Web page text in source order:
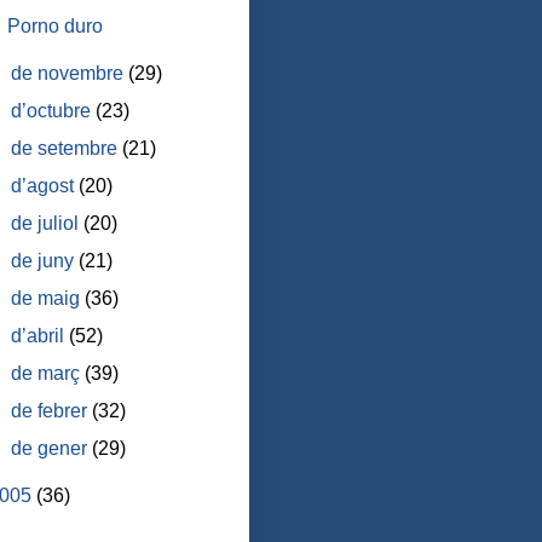
Porno duro
de novembre (29)
d’octubre (23)
de setembre (21)
d’agost (20)
de juliol (20)
de juny (21)
de maig (36)
d’abril (52)
de març (39)
de febrer (32)
de gener (29)
(36)